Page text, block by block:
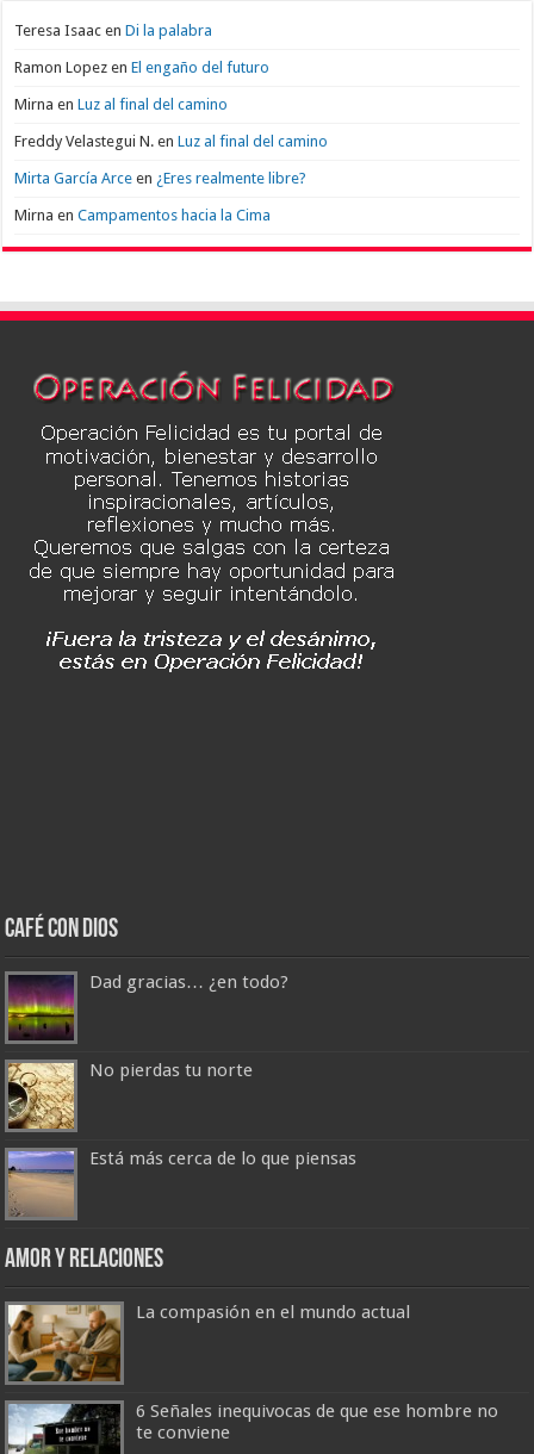
Teresa Isaac enDi la palabra
Ramon Lopez enEl engaño del futuro
Mirna enLuz al final del camino
Freddy Velastegui N. enLuz al final del camino
Mirta García Arce en ¿Eres realmente libre?
Mirna enCampamentos hacia la Cima
Café con Dios
Dad gracias… ¿en todo?
No pierdas tu norte
Está más cerca de lo que piensas
Amor y Relaciones
La compasión en el mundo actual
6 Señales inequivocas de que ese hombre no
te conviene